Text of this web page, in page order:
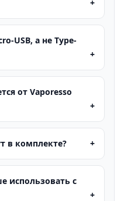
USB, а не Type-
от Vaporesso
в комплекте?
использовать с